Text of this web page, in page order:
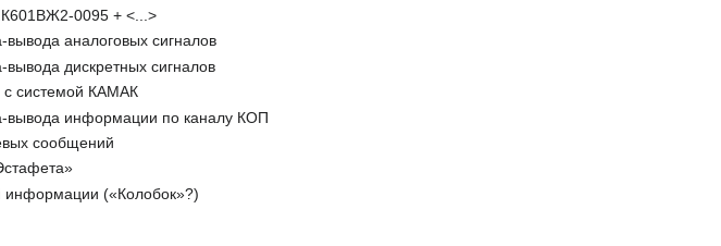
0095 + <...>
аналоговых сигналов
дискретных сигналов
с системой КАМАК
вывода информации по каналу КОП
сообщений
информации («Колобок»?)